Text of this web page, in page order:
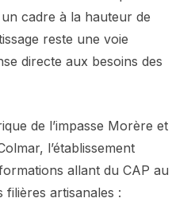
cadre à la hauteur de
reste une voie
directe aux besoins des
de l’impasse Morère et
l’établissement
allant du CAP au
filières artisanales :